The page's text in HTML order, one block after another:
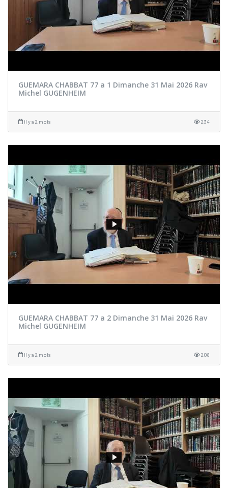
GUEMARA CHABBAT 77 a 1 Dimanche 31 Mai 2026 Rav
Michel GUGENHEIM
il y a 2 mois 234
GUEMARA CHABBAT 77 a 2 Dimanche 31 Mai 2026 Rav
Michel GUGENHEIM
il y a 2 mois 208